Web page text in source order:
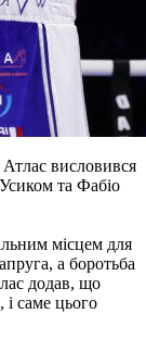
Атлас висловився
та Фабіо
місцем для
а боротьба
додав, що
саме цього